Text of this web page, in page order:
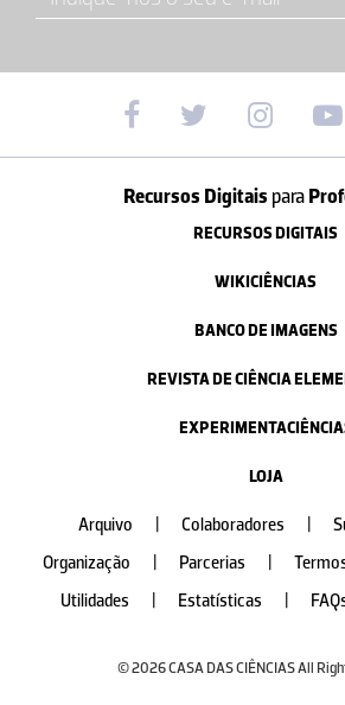
Recursos Digitais para
RECURSOS DIGITAIS
WIKICIÊNCIAS
BANCO DE IMAGENS
REVISTA DE CIÊNCIA
LOJA
Arquivo Colaboradores
Organização
Parcerias
Utilidades
Estatísticas
© 2026 CASA DAS CIÊNCIAS All